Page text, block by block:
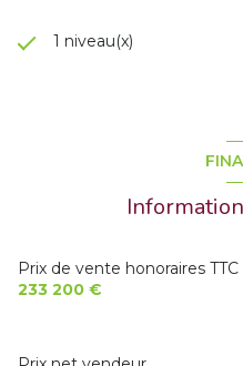
1 niveau(x)
Prix de vente honoraires TTC
233 200 €